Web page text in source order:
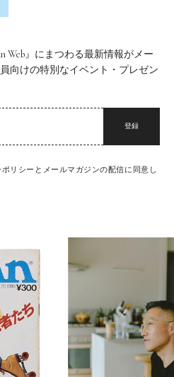
Web』にまつわる最新情報がメー
向けの特別なイベント・プレゼン
登録
リシーとメールマガジンの配信に同意し